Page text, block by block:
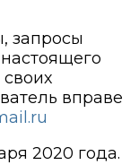
запросы
вправе
2020 года.